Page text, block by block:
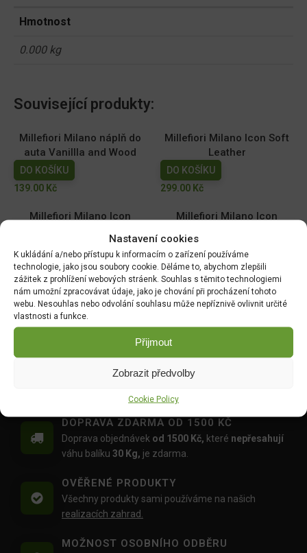
Nastavení cookies
K ukládání a/nebo přístupu k informacím o zařízení používáme
technologie, jako jsou soubory cookie. Děláme to, abychom zlepšili
zážitek z prohlížení webových stráenk. Souhlas s těmito technologiemi
nám umožní zpracovávat údaje, jako je chování při procházení tohoto
webu. Nesouhlas nebo odvolání souhlasu může nepříznivě ovlivnit určité
vlastnosti a funkce.
Přijmout
Zobrazit předvolby
Cookie Policy
Hmotnost
0.000 kg
Související produkty:
Millefiori Milano náplň do
auta Vanillla and Wood
DO KOŠÍKU
139.00 Kč
Millefiori Milano Icon Soft
Leather
DO KOŠÍKU
299.00 Kč
Millefiori Milano Icon
DO KOŠÍKU
299.00Kč
Millefiori Milano Icon
DO KOŠÍKU
299.00Kč
Millefiori Milano Icon Legni
& Spezie
DO KOŠÍKU
YANKEE CANDLE VONNÝ
DIFUZÉR BRONZOVÝ PRO
DO KOŠÍKU
1,199.00Kč
DOPRAVA ZDARMA OD 1500 KČ
Doprava objednávek od 1500 Kč, které nepřesahují
váhu balíku 30 Kg, je zdarma.
OVĚŘENÉ PRODUKTY
Všechny produkty sami používáme na našich
realizacích zahrad.
MOŽNOST OSOBNÍHO ODBĚRU